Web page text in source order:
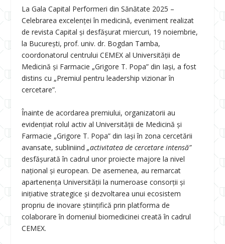
La Gala Capital Performeri din Sănătate 2025 –
Celebrarea excelenței în medicină, eveniment realizat
de revista Capital și desfășurat miercuri, 19 noiembrie,
la București, prof. univ. dr. Bogdan Tamba,
coordonatorul centrului CEMEX al Universității de
Medicină și Farmacie „Grigore T. Popa” din Iași, a fost
distins cu „Premiul pentru leadership vizionar în
cercetare”.
Înainte de acordarea premiului, organizatorii au
evidențiat rolul activ al Universității de Medicină și
Farmacie „Grigore T. Popa” din Iași în zona cercetării
avansate, subliniind „activitatea de cercetare intensă”
desfășurată în cadrul unor proiecte majore la nivel
național și european. De asemenea, au remarcat
apartenența Universității la numeroase consorții și
inițiative strategice și dezvoltarea unui ecosistem
propriu de inovare științifică prin platforma de
colaborare în domeniul biomedicinei creată în cadrul
CEMEX.